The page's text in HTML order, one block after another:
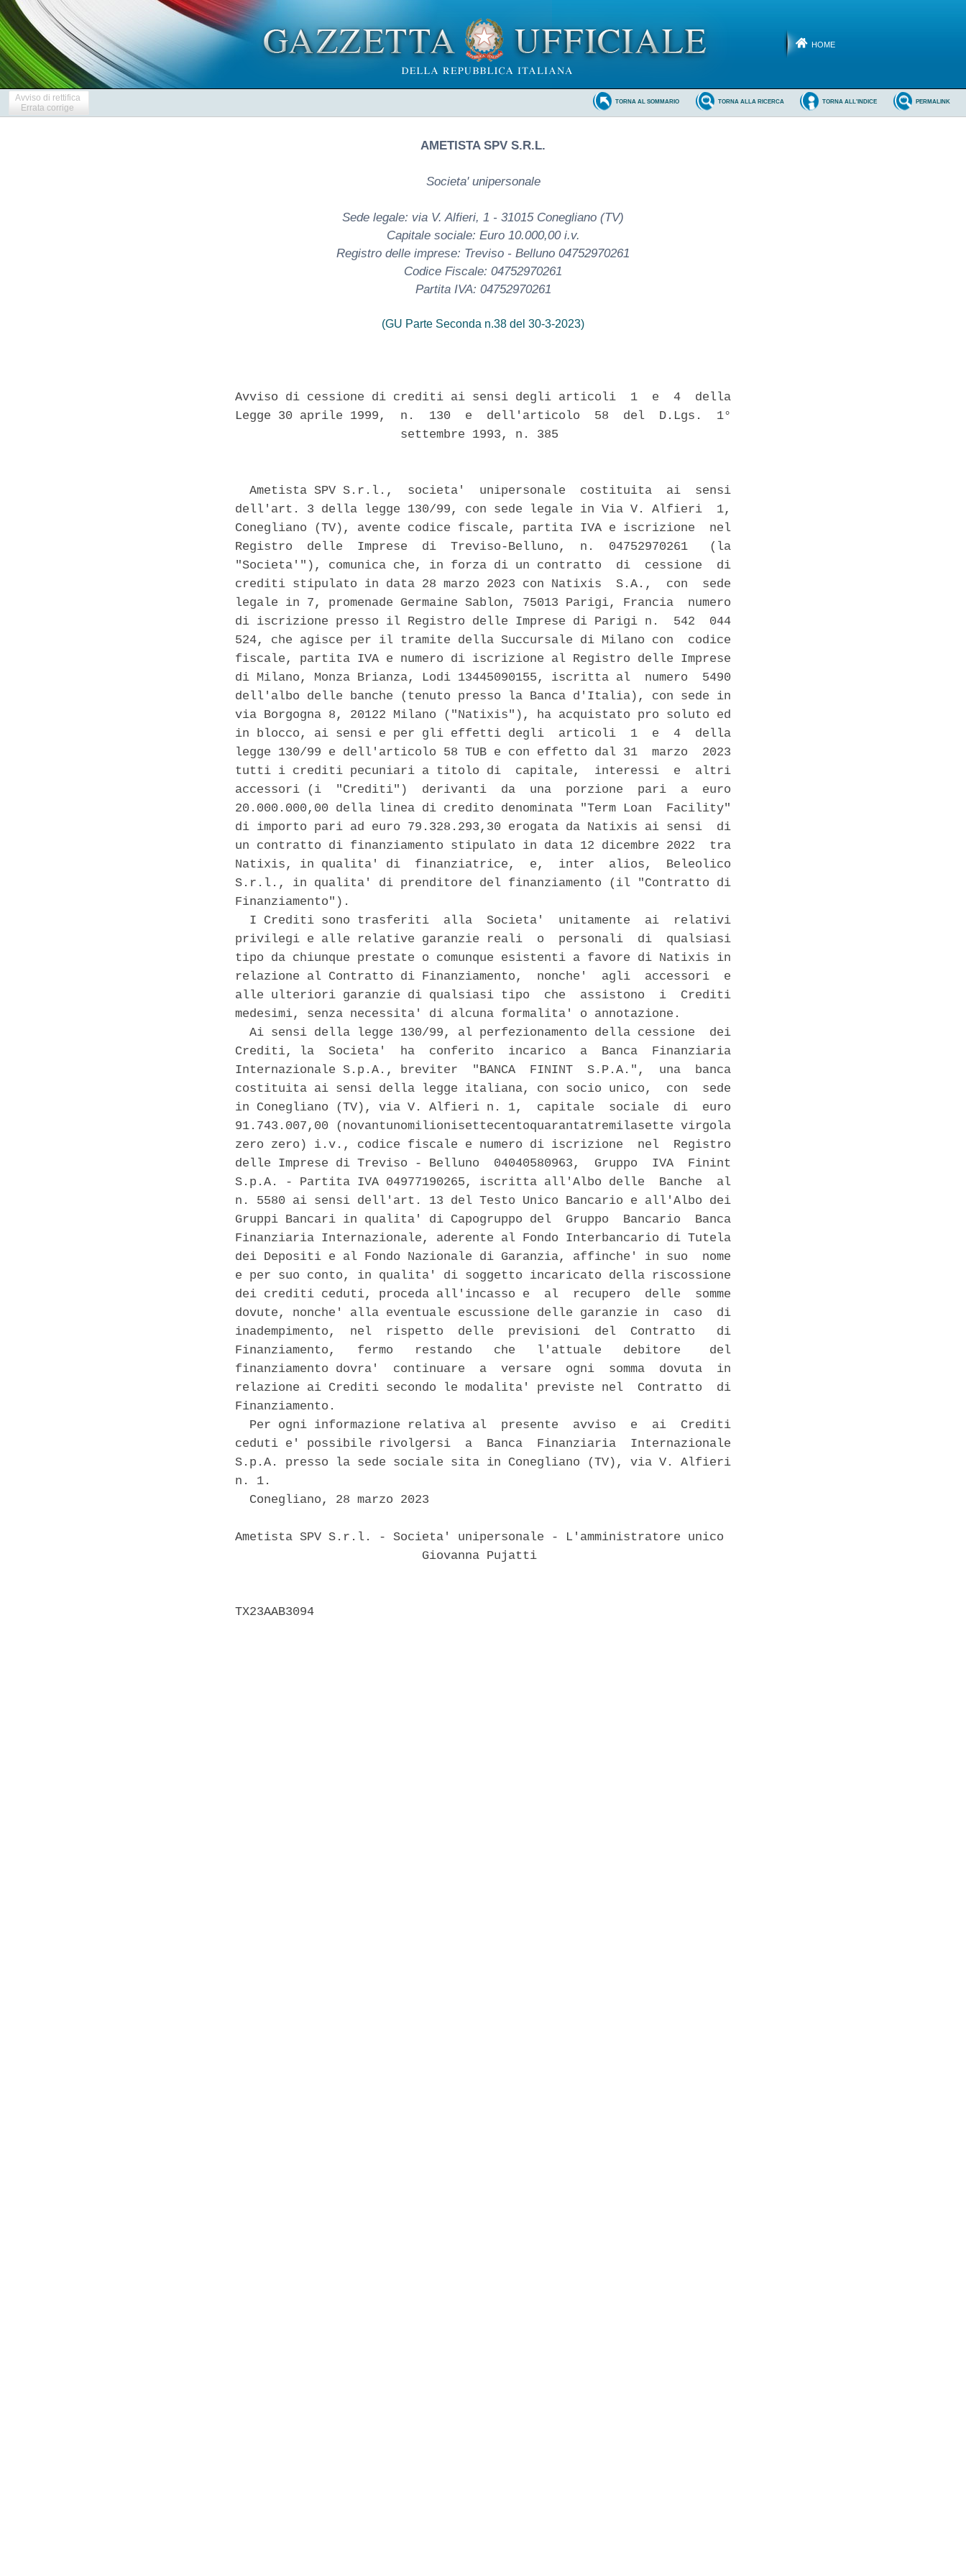
HOME
Avviso di rettifica
Errata corrige
PERMALINK
TORNA ALL'INDICE
TORNA ALLA RICERCA
TORNA AL SOMMARIO
AMETISTA SPV S.R.L.
Societa' unipersonale
Sede legale: via V. Alfieri, 1 - 31015 Conegliano (TV)
Capitale sociale: Euro 10.000,00 i.v.
Registro delle imprese: Treviso - Belluno 04752970261
Codice Fiscale: 04752970261
Partita IVA: 04752970261
(GU Parte Seconda n.38 del 30-3-2023)
Avviso di cessione di crediti ai sensi degli articoli  1  e  4  della
Legge 30 aprile 1999,  n.  130  e  dell'articolo  58  del  D.Lgs.  1°
                       settembre 1993, n. 385
  Ametista SPV S.r.l.,  societa'  unipersonale  costituita  ai  sensi
dell'art. 3 della legge 130/99, con sede legale in Via V. Alfieri  1,
Conegliano (TV), avente codice fiscale, partita IVA e iscrizione  nel
Registro  delle  Imprese  di  Treviso-Belluno,  n.  04752970261   (la
"Societa'"), comunica che, in forza di un contratto  di  cessione  di
crediti stipulato in data 28 marzo 2023 con Natixis  S.A.,  con  sede
legale in 7, promenade Germaine Sablon, 75013 Parigi, Francia  numero
di iscrizione presso il Registro delle Imprese di Parigi n.  542  044
524, che agisce per il tramite della Succursale di Milano con  codice
fiscale, partita IVA e numero di iscrizione al Registro delle Imprese
di Milano, Monza Brianza, Lodi 13445090155, iscritta al  numero  5490
dell'albo delle banche (tenuto presso la Banca d'Italia), con sede in
via Borgogna 8, 20122 Milano ("Natixis"), ha acquistato pro soluto ed
in blocco, ai sensi e per gli effetti degli  articoli  1  e  4  della
legge 130/99 e dell'articolo 58 TUB e con effetto dal 31  marzo  2023
tutti i crediti pecuniari a titolo di  capitale,  interessi  e  altri
accessori (i  "Crediti")  derivanti  da  una  porzione  pari  a  euro
20.000.000,00 della linea di credito denominata "Term Loan  Facility"
di importo pari ad euro 79.328.293,30 erogata da Natixis ai sensi  di
un contratto di finanziamento stipulato in data 12 dicembre 2022  tra
Natixis, in qualita' di  finanziatrice,  e,  inter  alios,  Beleolico
S.r.l., in qualita' di prenditore del finanziamento (il "Contratto di
Finanziamento").
  I Crediti sono trasferiti  alla  Societa'  unitamente  ai  relativi
privilegi e alle relative garanzie reali  o  personali  di  qualsiasi
tipo da chiunque prestate o comunque esistenti a favore di Natixis in
relazione al Contratto di Finanziamento,  nonche'  agli  accessori  e
alle ulteriori garanzie di qualsiasi tipo  che  assistono  i  Crediti
medesimi, senza necessita' di alcuna formalita' o annotazione.
  Ai sensi della legge 130/99, al perfezionamento della cessione  dei
Crediti, la  Societa'  ha  conferito  incarico  a  Banca  Finanziaria
Internazionale S.p.A., breviter  "BANCA  FININT  S.P.A.",  una  banca
costituita ai sensi della legge italiana, con socio unico,  con  sede
in Conegliano (TV), via V. Alfieri n. 1,  capitale  sociale  di  euro
91.743.007,00 (novantunomilionisettecentoquarantatremilasette virgola
zero zero) i.v., codice fiscale e numero di iscrizione  nel  Registro
delle Imprese di Treviso - Belluno  04040580963,  Gruppo  IVA  Finint
S.p.A. - Partita IVA 04977190265, iscritta all'Albo delle  Banche  al
n. 5580 ai sensi dell'art. 13 del Testo Unico Bancario e all'Albo dei
Gruppi Bancari in qualita' di Capogruppo del  Gruppo  Bancario  Banca
Finanziaria Internazionale, aderente al Fondo Interbancario di Tutela
dei Depositi e al Fondo Nazionale di Garanzia, affinche' in suo  nome
e per suo conto, in qualita' di soggetto incaricato della riscossione
dei crediti ceduti, proceda all'incasso e  al  recupero  delle  somme
dovute, nonche' alla eventuale escussione delle garanzie in  caso  di
inadempimento,  nel  rispetto  delle  previsioni  del  Contratto   di
Finanziamento,   fermo   restando   che   l'attuale   debitore    del
finanziamento dovra'  continuare  a  versare  ogni  somma  dovuta  in
relazione ai Crediti secondo le modalita' previste nel  Contratto  di
Finanziamento.
  Per ogni informazione relativa al  presente  avviso  e  ai  Crediti
ceduti e' possibile rivolgersi  a  Banca  Finanziaria  Internazionale
S.p.A. presso la sede sociale sita in Conegliano (TV), via V. Alfieri
n. 1.
  Conegliano, 28 marzo 2023
Ametista SPV S.r.l. - Societa' unipersonale - L'amministratore unico
                          Giovanna Pujatti